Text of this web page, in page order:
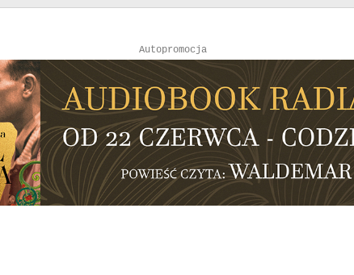
Autopromocja
Autopromocja
Reklama